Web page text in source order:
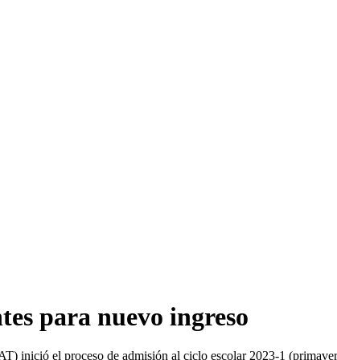
para nuevo ingreso
inició el proceso de admisión al ciclo escolar 2023-1